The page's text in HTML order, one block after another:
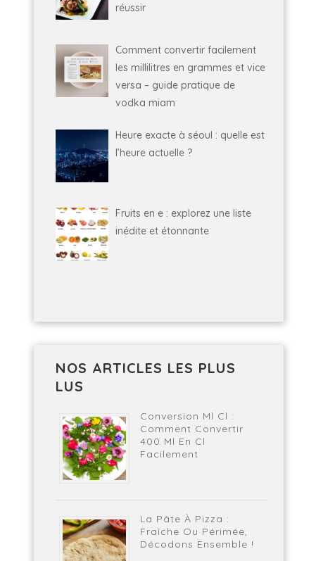
réussir
Comment convertir facilement
les millilitres en grammes et vice
versa – guide pratique de
vodka miam
Heure exacte à séoul : quelle est
l’heure actuelle ?
Fruits en e : explorez une liste
inédite et étonnante
NOS ARTICLES LES PLUS
LUS
Conversion Ml Cl :
Comment Convertir
400 Ml En Cl
Facilement
La Pâte À Pizza :
Fraîche Ou Périmée,
Décodons Ensemble !